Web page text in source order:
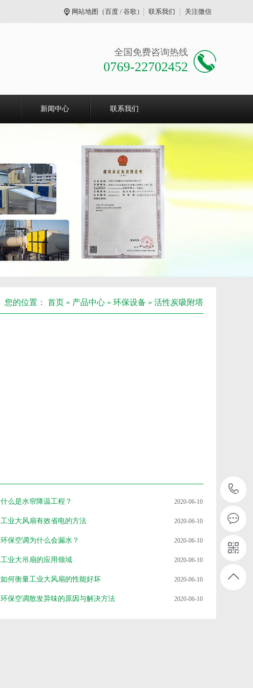
网站地图 （百度 / 谷歌 ） 联系我们 关注微信
全国免费咨询热线
0769-22702452
新闻中心 联系我们
您的位置： 首页 » 产品中心 » 环保设备 » 活性炭吸附塔
什么是水帘降温工程？ 2020-06-10
工业大风扇有效省电的方法 2020-06-10
环保空调为什么会漏水？ 2020-06-10
工业大吊扇的应用领域 2020-06-10
如何衡量工业大风扇的性能好坏 2020-06-10
环保空调散发异味的原因与解决方法 2020-06-10